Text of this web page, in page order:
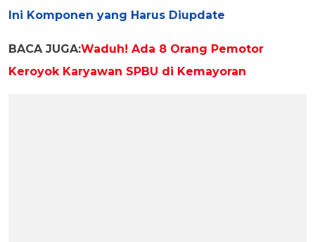
Ini Komponen yang Harus Diupdate
BACA JUGA:Waduh! Ada 8 Orang Pemotor
Keroyok Karyawan SPBU di Kemayoran